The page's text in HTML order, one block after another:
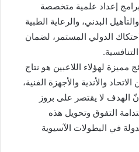
إعداد علمية متخصصة
البدني، والرعاية الطبية
الدولي المستمر، لضمان
لهؤلاء اللاعبين هو نتاج
والأندية والأجهزة الفنية،
الهدف لا يقتصر على بروز
التفوق وتحويل هذه
في البطولات الآسيوية